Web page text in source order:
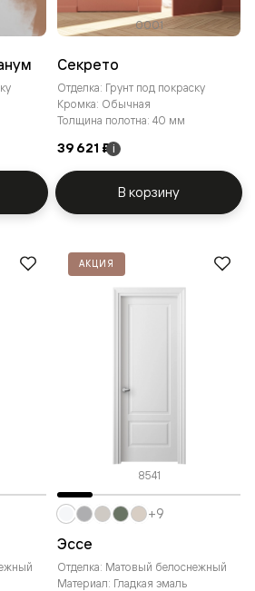
0001
Секрето
Отделка: Грунт под покраску
Кромка: Обычная
Толщина полотна: 40 мм
39 621 ₽ i
В корзину
АКЦИЯ
8541
Эссе
Отделка: Матовый белоснежный
Материал: Гладкая эмаль
+9